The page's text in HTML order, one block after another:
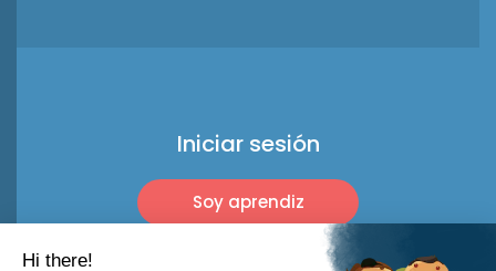
Iniciar sesión
Soy aprendiz